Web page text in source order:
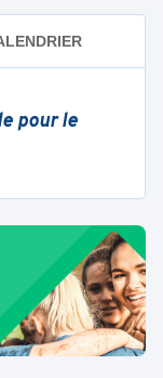
pour le